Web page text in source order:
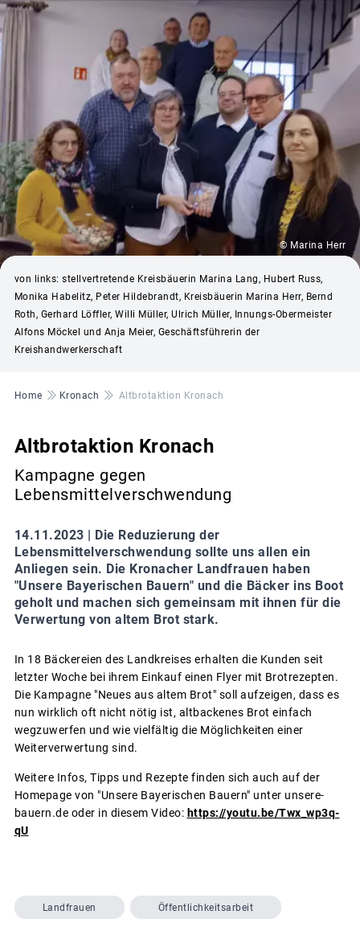
© Marina Herr
von links: stellvertretende Kreisbäuerin Marina Lang, Hubert Russ,
Monika Habelitz, Peter Hildebrandt, Kreisbäuerin Marina Herr, Bernd
Roth, Gerhard Löffler, Willi Müller, Ulrich Müller, Innungs-Obermeister
Alfons Möckel und Anja Meier, Geschäftsführerin der
Kreishandwerkerschaft
Pfadnavigation
Home Kronach Altbrotaktion Kronach
Altbrotaktion Kronach
Kampagne gegen
Lebensmittelverschwendung
14.11.2023 |
Die Reduzierung der
Lebensmittelverschwendung sollte uns allen ein
Anliegen sein. Die Kronacher Landfrauen haben
"Unsere Bayerischen Bauern" und die Bäcker ins Boot
geholt und machen sich gemeinsam mit ihnen für die
Verwertung von altem Brot stark.
In 18 Bäckereien des Landkreises erhalten die Kunden seit
letzter Woche bei ihrem Einkauf einen Flyer mit Brotrezepten.
Die Kampagne "Neues aus altem Brot" soll aufzeigen, dass es
nun wirklich oft nicht nötig ist, altbackenes Brot einfach
wegzuwerfen und wie vielfältig die Möglichkeiten einer
Weiterverwertung sind.
Weitere Infos, Tipps und Rezepte finden sich auch auf der
Homepage von "Unsere Bayerischen Bauern" unter unsere-
bauern.de oder in diesem Video: https://youtu.be/Twx_wp3q-
qU
Landfrauen Öffentlichkeitsarbeit